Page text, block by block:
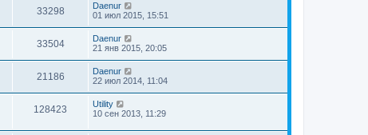
33298
Daenur
01 июл 2015, 15:51
33504
Daenur
21 янв 2015, 20:05
21186
Daenur
22 июл 2014, 11:04
128423
Utility
10 сен 2013, 11:29